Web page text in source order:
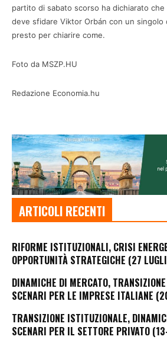
partito di sabato scorso ha dichiarato che
deve sfidare Viktor Orbán con un singolo
presto per chiarire come.
Foto da MSZP.HU
Redazione Economia.hu
ARTICOLI RECENTI
RIFORME ISTITUZIONALI, CRISI
OPPORTUNITÀ STRATEGICHE (27
DINAMICHE DI MERCATO,
SCENARI PER LE IMPRESE ITALIANE
TRANSIZIONE ISTITUZIONALE,
SCENARI PER IL SETTORE PRIVATO